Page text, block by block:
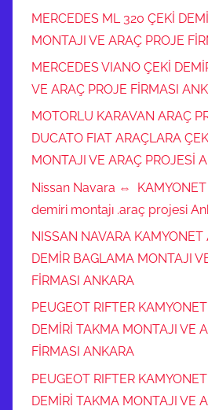
MERCEDES ML 320 ÇEKİ
MONTAJI VE ARAÇ PROJE
MERCEDES VIANO ÇEKİ
VE ARAÇ PROJE FİRMASI
MOTORLU KARAVAN ARAÇ
DUCATO FIAT ARAÇLARA
MONTAJI VE ARAÇ PROJESİ
Nissan Navara ⇔ KAMYONET
demiri montajı .araç projesi
NISSAN NAVARA KAMYONET
DEMİR BAGLAMA MONTAJI
FİRMASI ANKARA
PEUGEOT RIFTER
DEMİRİ TAKMA MONTAJI VE
FİRMASI ANKARA
PEUGEOT RIFTER
DEMİRİ TAKMA MONTAJI VE